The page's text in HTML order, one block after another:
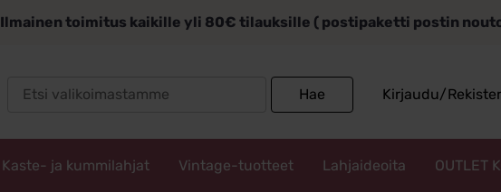
Ilmainen toimitus kaikille yli 80€ tilauksille ( postipaketti postin
Hae Kirjaudu/
Kaste- ja kummilahjat Vintage-tuotteet Lahjaideoita OUTLET